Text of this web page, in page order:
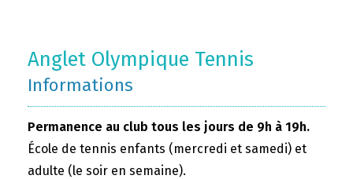
Anglet Olympique Tennis
Informations
Permanence au club tous les jours de 9h à 19h.
École de tennis enfants (mercredi et samedi) et
adulte (le soir en semaine).